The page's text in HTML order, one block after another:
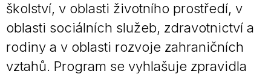
školství, v oblasti životního prostředí, v
oblasti sociálních služeb, zdravotnictví a
rodiny a v oblasti rozvoje zahraničních
vztahů. Program se vyhlašuje zpravidla